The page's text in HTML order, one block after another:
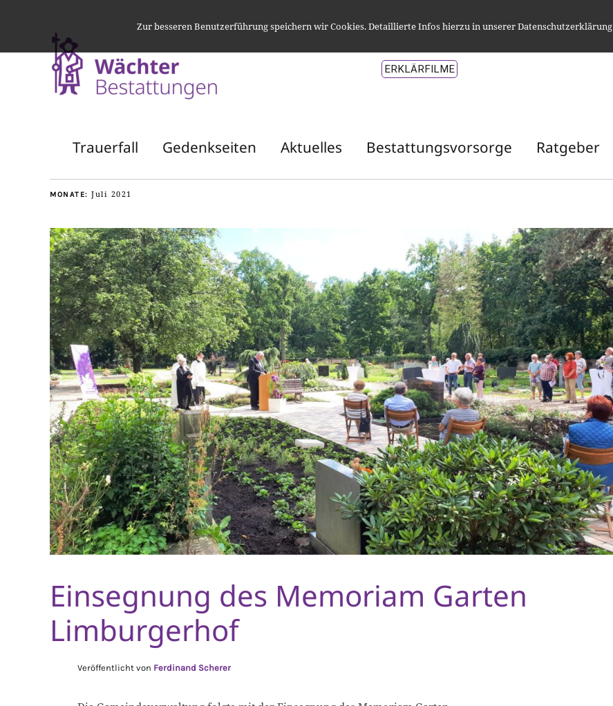
ERKLÄRFILME
Trauerfall Gedenkseiten Aktuelles Bestattungsvorsorge Ratgeber
MONATE: Juli 2021
Einsegnung des Memoriam Garten
Limburgerhof
Veröffentlicht von Ferdinand Scherer
Zur besseren Benutzerführung speichern wir Cookies. Detaillierte Infos hierzu in unserer Datenschutzerklärung